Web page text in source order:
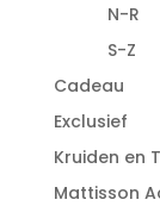
N-R
S-Z
Cadeau
Exclusief
Kruiden en
Mattisson